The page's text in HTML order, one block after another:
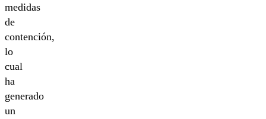
medidas
de
contención,
lo
cual
ha
generado
un